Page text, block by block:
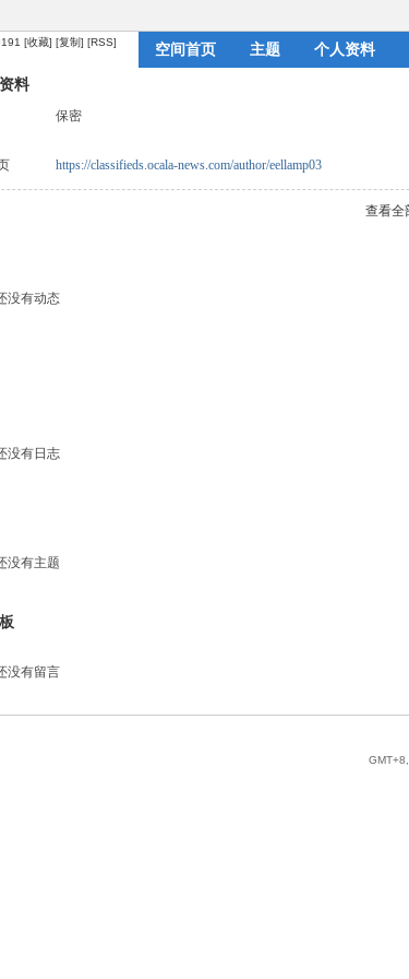
[收藏] [复制] [RSS] 空间首页 主题 个人资料
料
保密
https://classifieds.ocala-news.com/author/eellamp03
查看全
没有动态
没有日志
没有主题
没有留言